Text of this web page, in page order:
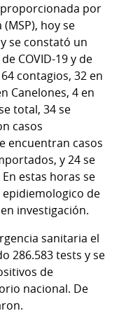
por
(MSP), hoyse
se constató un
COVID-19 y de
contagios, 32 en
Canelones, 4 en
total, 34 se
casos
encuentran casos
y 24 se
estas horas se
de
investigación.
sanitaria el
286.583tests yse
de
nacional. De